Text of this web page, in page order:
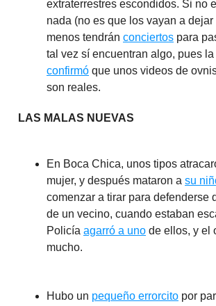
extraterrestres escondidos. Si no
nada (no es que los vayan a dejar
menos tendrán conciertos para
tal vez sí encuentran algo, pues la
confirmó que unos videos de
son reales.
LAS MALAS NUEVAS
En Boca Chica, unos tipos
mujer, y después mataron a su
comenzar a tirar para defenderse
de un vecino, cuando estaban
Policía agarró a uno de ellos, y el
mucho.
Hubo un pequeño errorcito por